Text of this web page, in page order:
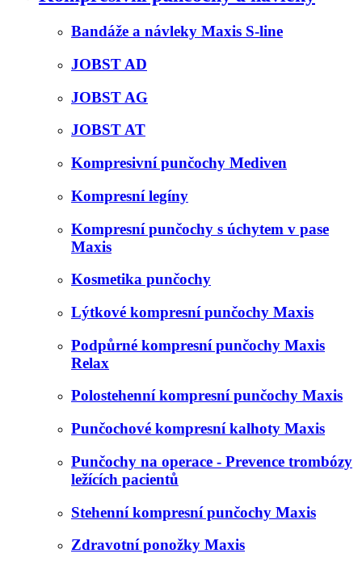
Bandáže a návleky Maxis S-line
JOBST AD
JOBST AG
JOBST AT
Kompresivní punčochy Mediven
Kompresní legíny
Kompresní punčochy s úchytem v pase
Maxis
Kosmetika punčochy
Lýtkové kompresní punčochy Maxis
Podpůrné kompresní punčochy Maxis
Relax
Polostehenní kompresní punčochy Maxis
Punčochové kompresní kalhoty Maxis
Punčochy na operace - Prevence trombózy
ležících pacientů
Stehenní kompresní punčochy Maxis
Zdravotní ponožky Maxis